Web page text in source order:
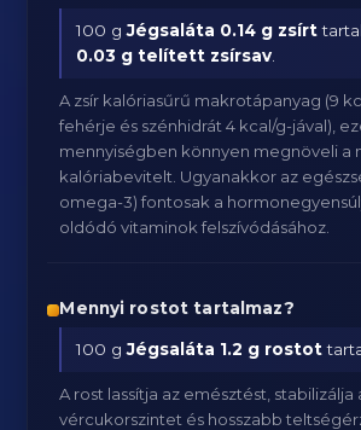
100 gJégsaláta 0.14 g zsírt
0.03 g telített zsírsav
A zsír kalóriasűrű makrotápanyag (9
fehérje és szénhidrát 4 kcal/g-jával),
mennyiségben könnyen megnöveli a
kalóriabevitelt. Ugyanakkor az
omega-3) fontosak a
oldódó vitaminok felszívódásához.
Mennyi rostot tartalmaz?
100 gJégsaláta 1.2 g rostot
A rost lassítja az emésztést, stabilizálja
vércukorszintet és hosszabb